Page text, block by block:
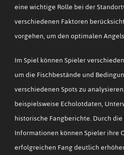
eine wichtige Rolle bei der
verschiedenen Faktoren
vorgehen, um den optimalen
Im Spiel können Spieler
um die Fischbestände und
verschiedenen Spots zu
beispielsweise Echolotdaten,
historische Fangberichte. Durch
Informationen können Spieler ihre
erfolgreichen Fang deutlich